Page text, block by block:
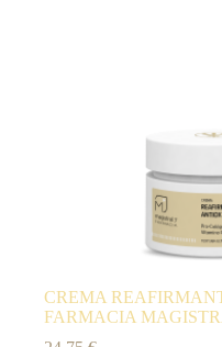
CREMA
FARMACIA